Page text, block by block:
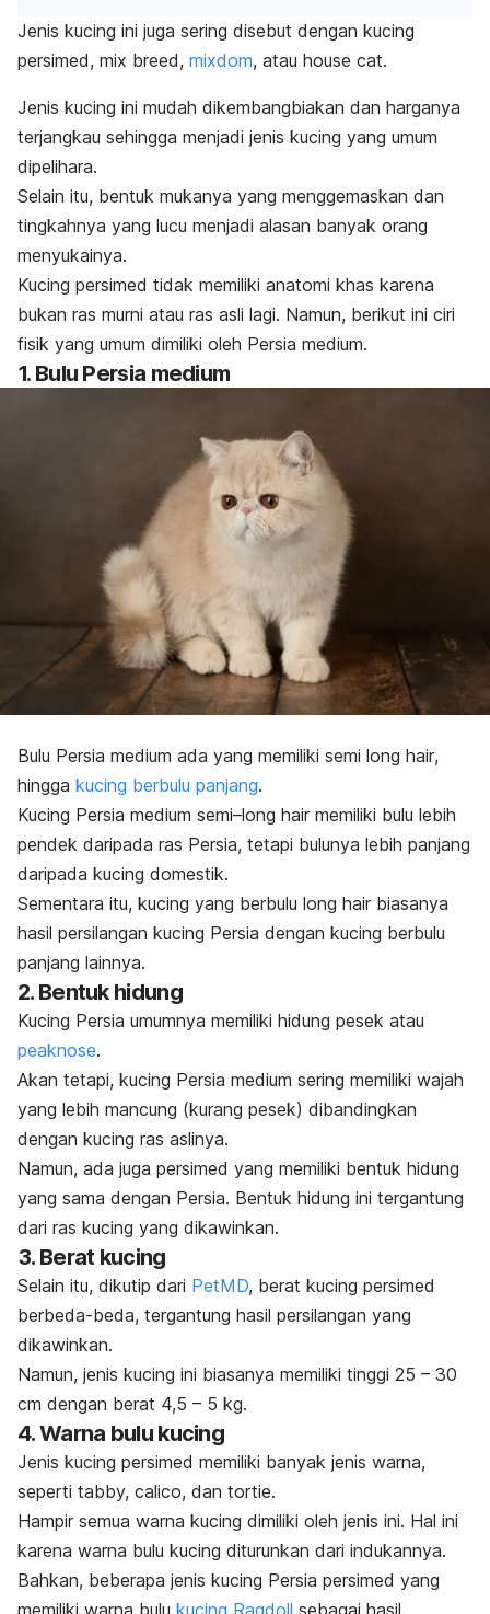
Jenis kucing ini juga sering disebut dengan kucing
persimed, mix breed, mixdom, atau house cat.
Jenis kucing ini mudah dikembangbiakan dan harganya
terjangkau sehingga menjadi jenis kucing yang umum
dipelihara.
Selain itu, bentuk mukanya yang menggemaskan dan
tingkahnya yang lucu menjadi alasan banyak orang
menyukainya.
Kucing persimed tidak memiliki anatomi khas karena
bukan ras murni atau ras asli lagi. Namun, berikut ini ciri
fisik yang umum dimiliki oleh Persia medium.
1. Bulu Persia medium
Bulu Persia medium ada yang memiliki semi long hair,
hingga kucing berbulu panjang.
Kucing Persia medium semi–long hair memiliki bulu lebih
pendek daripada ras Persia, tetapi bulunya lebih panjang
daripada kucing domestik.
Sementara itu, kucing yang berbulu long hair biasanya
hasil persilangan kucing Persia dengan kucing berbulu
panjang lainnya.
2. Bentuk hidung
Kucing Persia umumnya memiliki hidung pesek atau
peaknose.
Akan tetapi, kucing Persia medium sering memiliki wajah
yang lebih mancung (kurang pesek) dibandingkan
dengan kucing ras aslinya.
Namun, ada juga persimed yang memiliki bentuk hidung
yang sama dengan Persia. Bentuk hidung ini tergantung
dari ras kucing yang dikawinkan.
3. Berat kucing
Selain itu, dikutip dari PetMD, berat kucing persimed
berbeda-beda, tergantung hasil persilangan yang
dikawinkan.
Namun, jenis kucing ini biasanya memiliki tinggi 25 – 30
cm dengan berat 4,5 – 5 kg.
4. Warna bulu kucing
Jenis kucing persimed memiliki banyak jenis warna,
seperti tabby, calico, dan tortie.
Hampir semua warna kucing dimiliki oleh jenis ini. Hal ini
karena warna bulu kucing diturunkan dari indukannya.
Bahkan, beberapa jenis kucing Persia persimed yang
memiliki warna bulu kucing Ragdoll sebagai hasil